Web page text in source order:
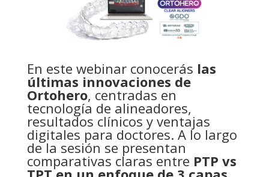
En este webinar conocerás las
últimas innovaciones de
Ortohero, centradas en
tecnología de alineadores,
resultados clínicos y ventajas
digitales para doctores. A lo largo
de la sesión se presentan
comparativas claras entre PTP vs